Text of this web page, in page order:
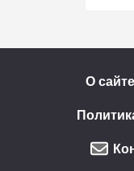
О сайте